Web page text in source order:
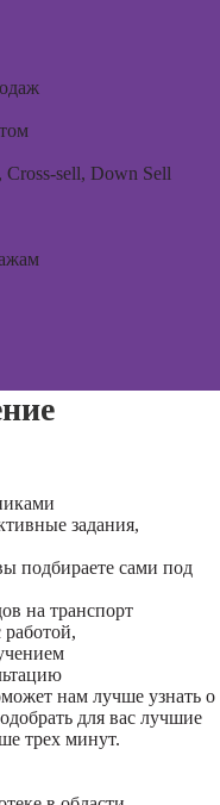
Cross-sell, Down Sell
задания,
подбираете сами под
на транспорт
нам лучше узнать о
для вас лучшие
трех минут.